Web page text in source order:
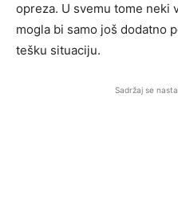
opreza. U svemu tome neki
mogla bi samo još dodatno
tešku situaciju.
Sadržaj se